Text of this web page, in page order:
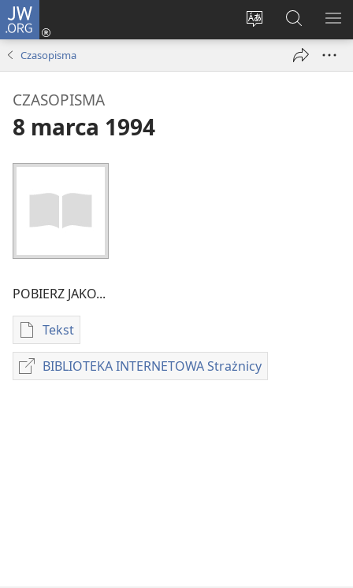
JW.ORG
Wybór
Logowanie
(opens
Szukaj
na
JW.ORG
Czasopisma
CZASOPISMA
8 marca 1994
POBIERZ JAKO...
Tekst
Ustawienia
pobierania
publikacji
BIBLIOTEKA INTERNETOWA Strażnicy
BIBLIOTEKA